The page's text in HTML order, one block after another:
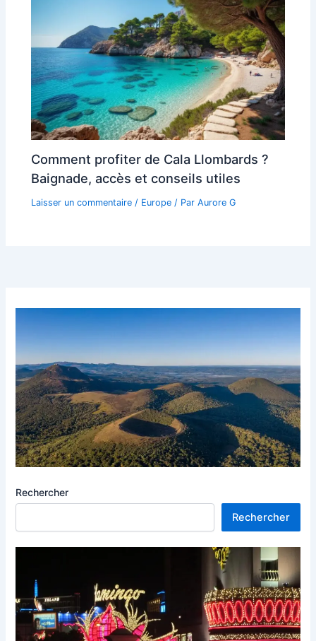
Comment profiter de Cala Llombards ?
Baignade, accès et conseils utiles
Laisser un commentaire / Europe / ParAurore G
Rechercher
Rechercher